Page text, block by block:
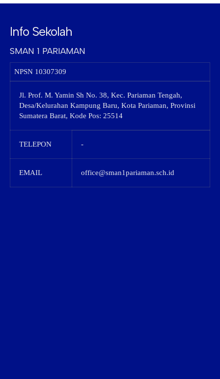
Info Sekolah
SMAN 1 PARIAMAN
NPSN 10307309
Jl. Prof. M. Yamin Sh No. 38, Kec. Pariaman Tengah,
Desa/Kelurahan Kampung Baru, Kota Pariaman, Provinsi
Sumatera Barat, Kode Pos: 25514
TELEPON -
EMAIL office@sman1pariaman.sch.id